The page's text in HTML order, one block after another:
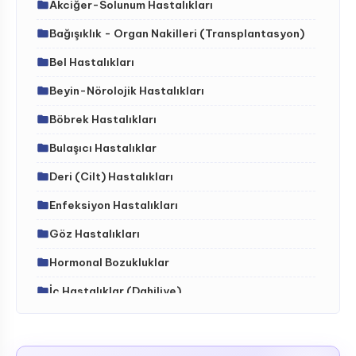
Akciğer-Solunum Hastalıkları
Bağışıklık - Organ Nakilleri (Transplantasyon)
Bel Hastalıkları
Beyin-Nörolojik Hastalıkları
Böbrek Hastalıkları
Bulaşıcı Hastalıklar
Deri (Cilt) Hastalıkları
Enfeksiyon Hastalıkları
Göz Hastalıkları
Hormonal Bozukluklar
İç Hastalıklar (Dahiliye)
İskelet - Kas Sistemi ve Hastalıkları (ortopedi)